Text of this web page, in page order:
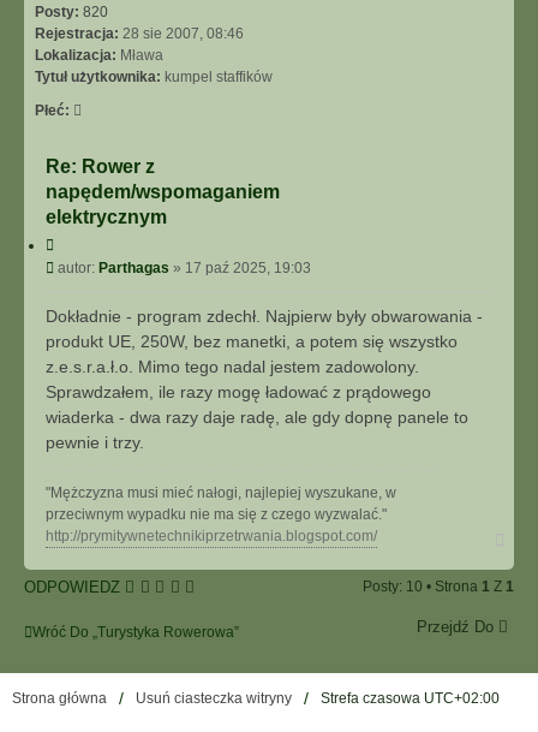
Posty: 820
Rejestracja: 28 sie 2007, 08:46
Lokalizacja: Mława
Tytuł użytkownika: kumpel staffików
Płeć:
Re: Rower z
napędem/wspomaganiem
elektrycznym
y
j
P
s
autor: Parthagas » 17 paź 2025, 19:03
Dokładnie - program zdechł. Najpierw były obwarowania -
produkt UE, 250W, bez manetki, a potem się wszystko
z.e.s.r.a.ł.o. Mimo tego nadal jestem zadowolony.
Sprawdzałem, ile razy mogę ładować z prądowego
wiaderka - dwa razy daje radę, ale gdy dopnę panele to
pewnie i trzy.
"Mężczyzna musi mieć nałogi, najlepiej wyszukane, w
przeciwnym wypadku nie ma się z czego wyzwalać."
http://prymitywnetechnikiprzetrwania.blogspot.com/
g
ó
ę
ODPOWIEDZ Posty: 10 • Strona 1 Z 1
Wróć Do „Turystyka Rowerowa” Przejdź Do
Strona główna Usuń ciasteczka witryny Strefa czasowa UTC+02:00